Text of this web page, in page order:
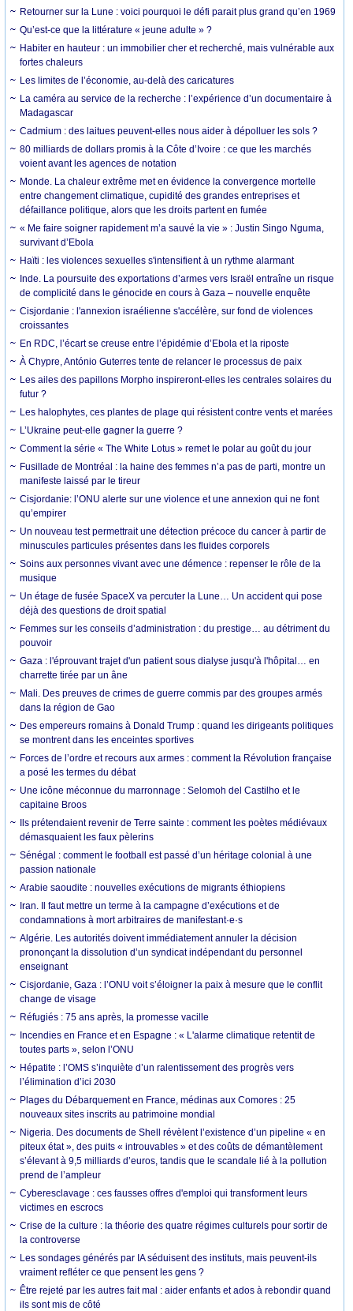
Retourner sur la Lune : voici pourquoi le défi parait plus grand qu’en 1969
Qu’est-ce que la littérature « jeune adulte » ?
Habiter en hauteur : un immobilier cher et recherché, mais vulnérable aux
fortes chaleurs
Les limites de l’économie, au-delà des caricatures
La caméra au service de la recherche : l’expérience d’un documentaire à
Madagascar
Cadmium : des laitues peuvent-elles nous aider à dépolluer les sols ?
80 milliards de dollars promis à la Côte d’Ivoire : ce que les marchés
voient avant les agences de notation
Monde. La chaleur extrême met en évidence la convergence mortelle
entre changement climatique, cupidité des grandes entreprises et
défaillance politique, alors que les droits partent en fumée
« Me faire soigner rapidement m’a sauvé la vie » : Justin Singo Nguma,
survivant d’Ebola
Haïti : les violences sexuelles s'intensifient à un rythme alarmant
Inde. La poursuite des exportations d’armes vers Israël entraîne un risque
de complicité dans le génocide en cours à Gaza – nouvelle enquête
Cisjordanie : l'annexion israélienne s'accélère, sur fond de violences
croissantes
En RDC, l’écart se creuse entre l’épidémie d’Ebola et la riposte
À Chypre, António Guterres tente de relancer le processus de paix
Les ailes des papillons Morpho inspireront-elles les centrales solaires du
futur ?
Les halophytes, ces plantes de plage qui résistent contre vents et marées
L’Ukraine peut-elle gagner la guerre ?
Comment la série « The White Lotus » remet le polar au goût du jour
Fusillade de Montréal : la haine des femmes n’a pas de parti, montre un
manifeste laissé par le tireur
Cisjordanie: l’ONU alerte sur une violence et une annexion qui ne font
qu’empirer
Un nouveau test permettrait une détection précoce du cancer à partir de
minuscules particules présentes dans les fluides corporels
Soins aux personnes vivant avec une démence : repenser le rôle de la
musique
Un étage de fusée SpaceX va percuter la Lune… Un accident qui pose
déjà des questions de droit spatial
Femmes sur les conseils d’administration : du prestige… au détriment du
pouvoir
Gaza : l'éprouvant trajet d'un patient sous dialyse jusqu'à l'hôpital… en
charrette tirée par un âne
Mali. Des preuves de crimes de guerre commis par des groupes armés
dans la région de Gao
Des empereurs romains à Donald Trump : quand les dirigeants politiques
se montrent dans les enceintes sportives
Forces de l’ordre et recours aux armes : comment la Révolution française
a posé les termes du débat
Une icône méconnue du marronnage : Selomoh del Castilho et le
capitaine Broos
Ils prétendaient revenir de Terre sainte : comment les poètes médiévaux
démasquaient les faux pèlerins
Sénégal : comment le football est passé d’un héritage colonial à une
passion nationale
Arabie saoudite : nouvelles exécutions de migrants éthiopiens
Iran. Il faut mettre un terme à la campagne d’exécutions et de
condamnations à mort arbitraires de manifestant·e·s
Algérie. Les autorités doivent immédiatement annuler la décision
prononçant la dissolution d’un syndicat indépendant du personnel
enseignant
Cisjordanie, Gaza : l’ONU voit s’éloigner la paix à mesure que le conflit
change de visage
Réfugiés : 75 ans après, la promesse vacille
Incendies en France et en Espagne : « L'alarme climatique retentit de
toutes parts », selon l’ONU
Hépatite : l’OMS s’inquiète d’un ralentissement des progrès vers
l’élimination d’ici 2030
Plages du Débarquement en France, médinas aux Comores : 25
nouveaux sites inscrits au patrimoine mondial
Nigeria. Des documents de Shell révèlent l’existence d’un pipeline « en
piteux état », des puits « introuvables » et des coûts de démantèlement
s’élevant à 9,5 milliards d’euros, tandis que le scandale lié à la pollution
prend de l’ampleur
Cyberesclavage : ces fausses offres d'emploi qui transforment leurs
victimes en escrocs
Crise de la culture : la théorie des quatre régimes culturels pour sortir de
la controverse
Les sondages générés par IA séduisent des instituts, mais peuvent-ils
vraiment refléter ce que pensent les gens ?
Être rejeté par les autres fait mal : aider enfants et ados à rebondir quand
ils sont mis de côté